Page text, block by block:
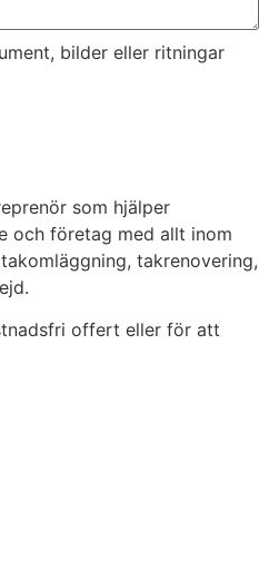
bilder eller ritningar
som hjälper
och företag med allt inom
takrenovering,
offert eller för att